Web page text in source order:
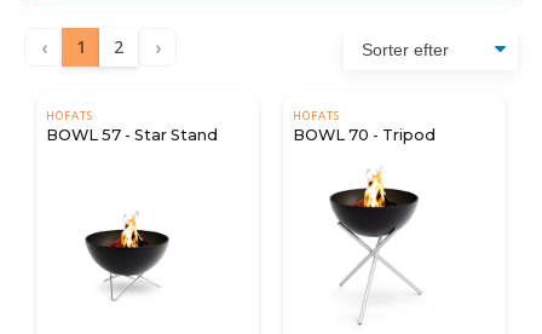
‹ 1 2 ›
HÖFATS
BOWL 57 - Star Stand
HÖFATS
BOWL 70 - Tripod